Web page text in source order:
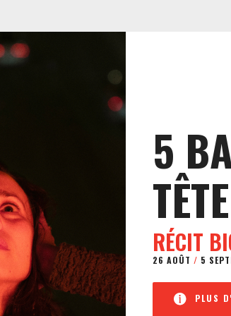
5
TÊTE
RÉCIT
26 AOÛT / 5
PLUS